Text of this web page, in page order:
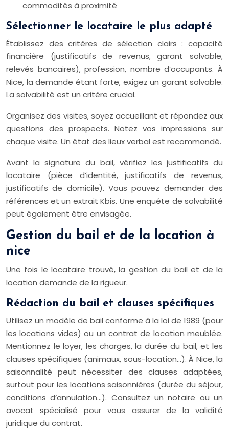
commodités à proximité
Sélectionner le locataire le plus adapté
Établissez des critères de sélection clairs : capacité
financière (justificatifs de revenus, garant solvable,
relevés bancaires), profession, nombre d’occupants. À
Nice, la demande étant forte, exigez un garant solvable.
La solvabilité est un critère crucial.
Organisez des visites, soyez accueillant et répondez aux
questions des prospects. Notez vos impressions sur
chaque visite. Un état des lieux verbal est recommandé.
Avant la signature du bail, vérifiez les justificatifs du
locataire (pièce d’identité, justificatifs de revenus,
justificatifs de domicile). Vous pouvez demander des
références et un extrait Kbis. Une enquête de solvabilité
peut également être envisagée.
Gestion du bail et de la location à
nice
Une fois le locataire trouvé, la gestion du bail et de la
location demande de la rigueur.
Rédaction du bail et clauses spécifiques
Utilisez un modèle de bail conforme à la loi de 1989 (pour
les locations vides) ou un contrat de location meublée.
Mentionnez le loyer, les charges, la durée du bail, et les
clauses spécifiques (animaux, sous-location…). À Nice, la
saisonnalité peut nécessiter des clauses adaptées,
surtout pour les locations saisonnières (durée du séjour,
conditions d’annulation…). Consultez un notaire ou un
avocat spécialisé pour vous assurer de la validité
juridique du contrat.